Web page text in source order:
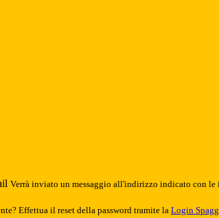
Verrà inviato un messaggio all'indirizzo indicato con le
Effettua il reset della password tramite la Login